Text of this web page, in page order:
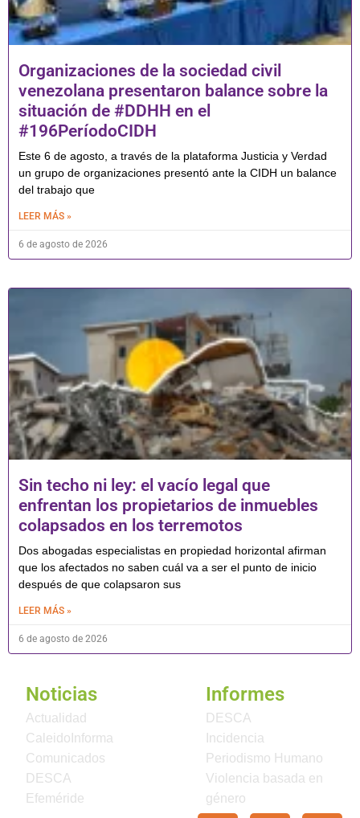
Organizaciones de la sociedad civil
venezolana presentaron balance sobre la
situación de #DDHH en el
#196PeríodoCIDH
Este 6 de agosto, a través de la plataforma Justicia y Verdad
un grupo de organizaciones presentó ante la CIDH un balance
del trabajo que
LEER MÁS »
6 de agosto de 2026
Sin techo ni ley: el vacío legal que
enfrentan los propietarios de inmuebles
colapsados en los terremotos
Dos abogadas especialistas en propiedad horizontal afirman
que los afectados no saben cuál va a ser el punto de inicio
después de que colapsaron sus
LEER MÁS »
6 de agosto de 2026
Noticias
Actualidad
CaleidoInforma
Comunicados
DESCA
Efeméride
Informes
DESCA
Incidencia
Periodismo Humano
Violencia basada en
género